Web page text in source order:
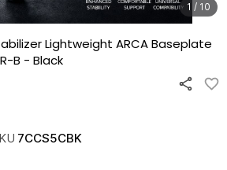
1 / 10
Lightweight ARCA Baseplate
B - Black
7CCS5CBK